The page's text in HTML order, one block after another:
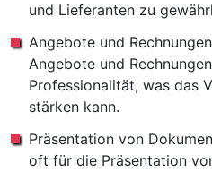
und Lieferanten zu
Angebote und
Angebote und
Professionalität, was das
stärken kann.
Präsentation von
oft für die Präsentation